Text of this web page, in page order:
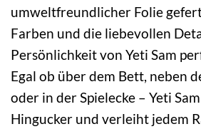
umweltfreundlicher Folie
Farben und die liebevollen
Persönlichkeit von Yeti Sam
Egal ob über dem Bett, neben
oder in der Spielecke – Yeti
Hingucker und verleiht jedem